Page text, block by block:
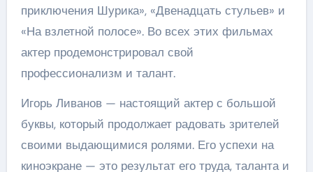
приключения Шурика», «Двенадцать стульев» и
«На взлетной полосе». Во всех этих фильмах
актер продемонстрировал свой
профессионализм и талант.
Игорь Ливанов — настоящий актер с большой
буквы, который продолжает радовать зрителей
своими выдающимися ролями. Его успехи на
киноэкране — это результат его труда, таланта и